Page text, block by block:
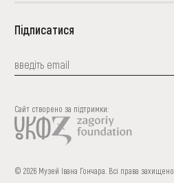
Підписатися
© 2026 Музей Івана Гончара. Всі права захищено.
Сайт створено за підтримки: